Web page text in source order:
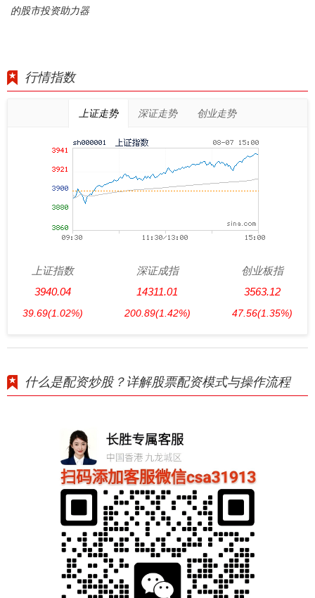
的股市投资助力器
行情指数
上证走势 深证走势 创业走势
上证指数
3940.04
39.69(1.02%)
深证成指
14311.01
200.89(1.42%)
创业板指
3563.12
47.56(1.35%)
什么是配资炒股？详解股票配资模式与操作流程